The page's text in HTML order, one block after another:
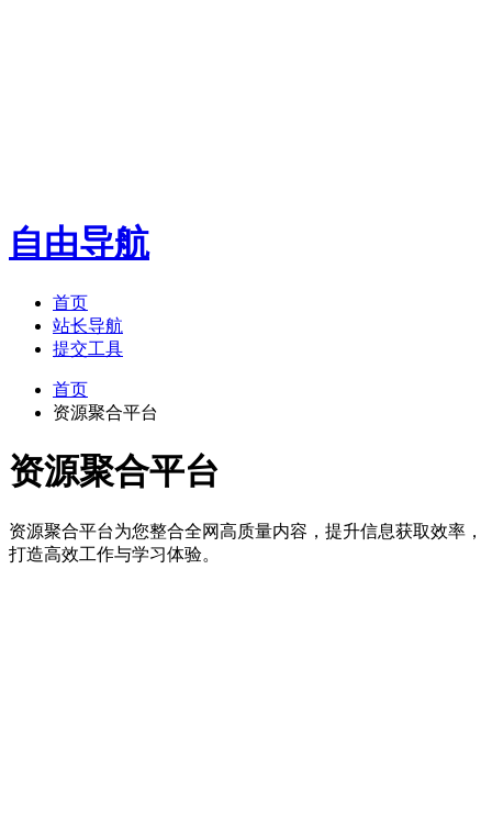
自由导航
首页
站长导航
提交工具
首页
资源聚合平台
资源聚合平台
资源聚合平台为您整合全网高质量内容，提升信息获取效率，
打造高效工作与学习体验。